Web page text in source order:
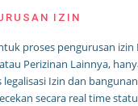
IZIN
proses pengurusan izin
Perizinan Lainnya,
Izin dan
secara real time